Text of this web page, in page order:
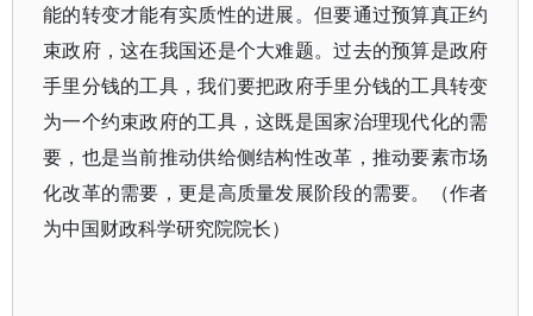
能的转变才能有实质性的进展。但要通过预算真正约
束政府，这在我国还是个大难题。过去的预算是政府
手里分钱的工具，我们要把政府手里分钱的工具转变
为一个约束政府的工具，这既是国家治理现代化的需
要，也是当前推动供给侧结构性改革，推动要素市场
化改革的需要，更是高质量发展阶段的需要。（作者
为中国财政科学研究院院长）